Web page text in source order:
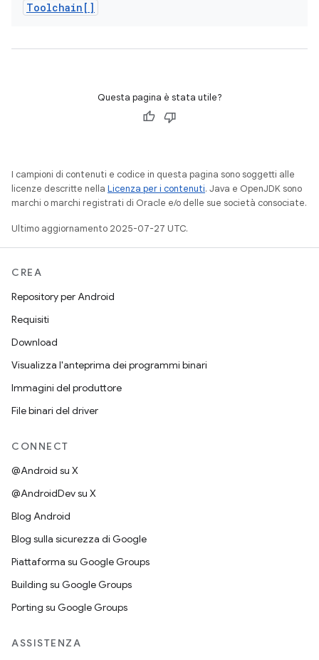
Toolchain[]
Questa pagina è stata utile?
I campioni di contenuti e codice in questa pagina sono soggetti alle
licenze descritte nella Licenza per i contenuti. Java e OpenJDK sono
marchi o marchi registrati di Oracle e/o delle sue società consociate.
Ultimo aggiornamento 2025-07-27 UTC.
CREA
Repository per Android
Requisiti
Download
Visualizza l'anteprima dei programmi binari
Immagini del produttore
File binari del driver
CONNECT
@Android su X
@AndroidDev su X
Blog Android
Blog sulla sicurezza di Google
Piattaforma su Google Groups
Building su Google Groups
Porting su Google Groups
ASSISTENZA